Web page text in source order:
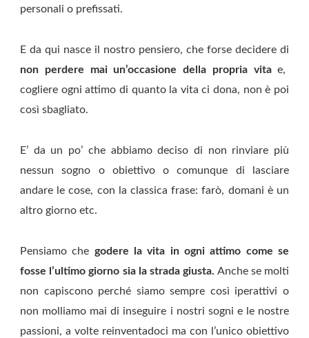
personali o prefissati.
E da qui nasce il nostro pensiero, che forse decidere di
non perdere mai un’occasione della propria vitae,
cogliere ogni attimo di quanto la vita ci dona, non è poi
così sbagliato.
E’ da un po’ che abbiamo deciso di non rinviare più
nessun sogno o obiettivo o comunque di lasciare
andare le cose, con la classica frase: farò, domani è un
altro giorno etc.
Pensiamo che godere la vita in ogni attimo come se
fosse l’ultimo giorno sia la strada giusta. Anche se molti
non capiscono perché siamo sempre così iperattivi o
non molliamo mai di inseguire i nostri sogni e le nostre
passioni, a volte reinventadoci ma con l’unico obiettivo